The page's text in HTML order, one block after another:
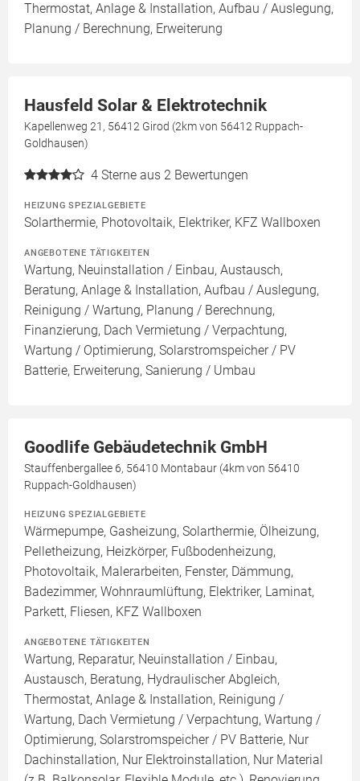
Thermostat, Anlage & Installation, Aufbau / Auslegung,
Planung / Berechnung, Erweiterung
Hausfeld Solar & Elektrotechnik
Kapellenweg 21, 56412 Girod (2km von 56412 Ruppach-
Goldhausen)
4 Sterne aus 2 Bewertungen
HEIZUNG SPEZIALGEBIETE
Solarthermie, Photovoltaik, Elektriker, KFZ Wallboxen
ANGEBOTENE TÄTIGKEITEN
Wartung, Neuinstallation / Einbau, Austausch,
Beratung, Anlage & Installation, Aufbau / Auslegung,
Reinigung / Wartung, Planung / Berechnung,
Finanzierung, Dach Vermietung / Verpachtung,
Wartung / Optimierung, Solarstromspeicher / PV
Batterie, Erweiterung, Sanierung / Umbau
Goodlife Gebäudetechnik GmbH
Stauffenbergallee 6, 56410 Montabaur (4km von 56410
Ruppach-Goldhausen)
HEIZUNG SPEZIALGEBIETE
Wärmepumpe, Gasheizung, Solarthermie, Ölheizung,
Pelletheizung, Heizkörper, Fußbodenheizung,
Photovoltaik, Malerarbeiten, Fenster, Dämmung,
Badezimmer, Wohnraumlüftung, Elektriker, Laminat,
Parkett, Fliesen, KFZ Wallboxen
ANGEBOTENE TÄTIGKEITEN
Wartung, Reparatur, Neuinstallation / Einbau,
Austausch, Beratung, Hydraulischer Abgleich,
Thermostat, Anlage & Installation, Reinigung /
Wartung, Dach Vermietung / Verpachtung, Wartung /
Optimierung, Solarstromspeicher / PV Batterie, Nur
Dachinstallation, Nur Elektroinstallation, Nur Material